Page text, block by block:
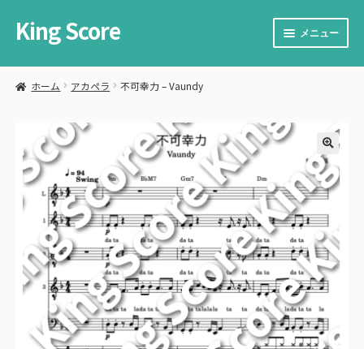
ナ
ビ
シ
ス
キ
ッ
プ
コ
ン
ツ
ッ
プ
King Score メニュー
楽譜を購入する
ュ
ー
を
展
開
メ
ニ
ュ
ー
を
展
開
カート
サ
ブ
メ
ニ
ュ
ー
を
展
開
お問い合わせ
サ
ブ
ニ
ュ
ー
を
展
ホーム アカペラ 不可幸力 – Vaundy
🔍